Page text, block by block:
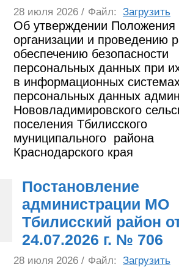
28 июля 2026 / Файл: Загрузить
Об утверждении Положения
организации и проведению
обеспечению безопасности
персональных данных при
в информационных
персональных данных
Нововладимировского
поселения Тбилисского
муниципального района
Краснодарского края
Постановление
администрации МО
Тбилисский район
24.07.2026 г. № 706
28 июля 2026 / Файл: Загрузить